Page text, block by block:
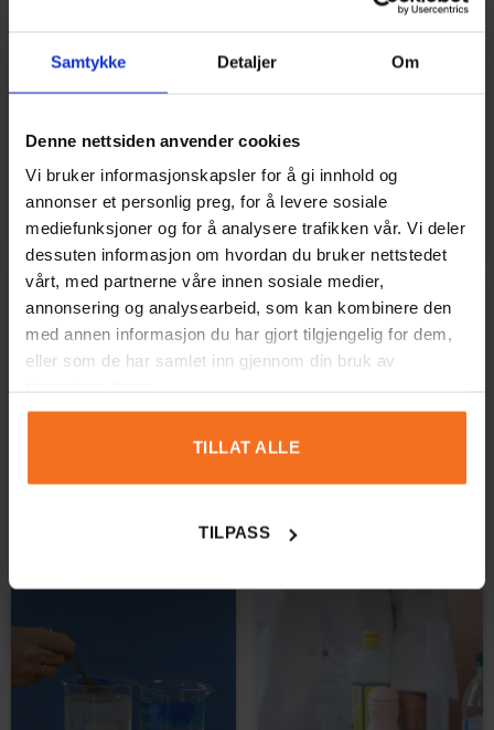
Samtykke Detaljer Om
Denne nettsiden anvender cookies
Vi bruker informasjonskapsler for å gi innhold og
annonser et personlig preg, for å levere sosiale
mediefunksjoner og for å analysere trafikken vår. Vi deler
dessuten informasjon om hvordan du bruker nettstedet
vårt, med partnerne våre innen sosiale medier,
annonsering og analysearbeid, som kan kombinere den
med annen informasjon du har gjort tilgjengelig for dem,
eller som de har samlet inn gjennom din bruk av
TILLAT ALLE
TILPASS
SLAJM AV MAJSMJÖL
VI UTFORSKAR
RÖDKÅLSSAFT
BALLONGUPPBLÅSNING